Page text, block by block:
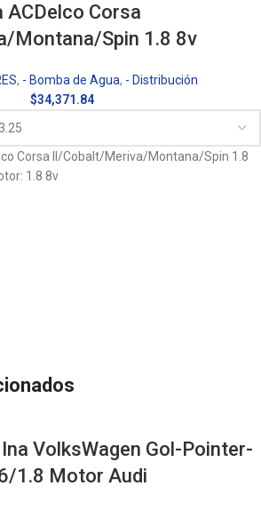
ACDelco Corsa
Montana/Spin 1.8 8v
, - Bomba de Agua, - Distribución
$34,371.84
Corsa II/Cobalt/Meriva/Montana/Spin 1.8
1.8 8v
VolksWagen Gol-Pointer-
1.8 Motor Audi